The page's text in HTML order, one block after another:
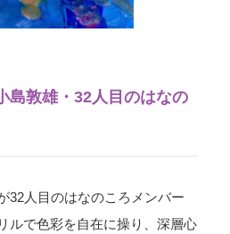
島敦雄・32人目のはなの
32人目のはなのころメンバー
ルで色彩を自在に操り、深層心